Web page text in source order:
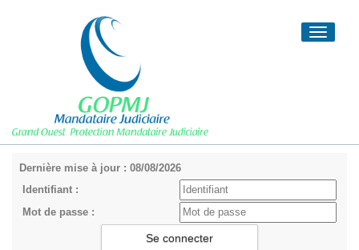
Toggle
Dernière mise à jour : 08/08/2026
Identifiant :
Mot de passe :